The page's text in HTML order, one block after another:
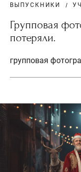
ВЫПУСКНИКИ
Групповая
потеряли.
групповая